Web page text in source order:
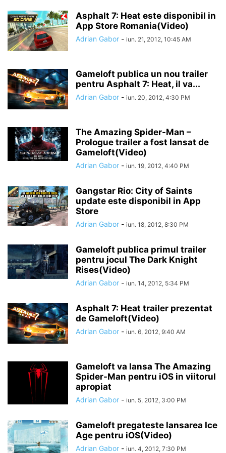
Asphalt 7: Heat este disponibil in
App Store Romania(Video)
Adrian Gabor - iun. 21, 2012, 10:45 AM
Gameloft publica un nou trailer
pentru Asphalt 7: Heat, il va...
Adrian Gabor - iun. 20, 2012, 4:30 PM
The Amazing Spider-Man –
Prologue trailer a fost lansat de
Gameloft(Video)
Adrian Gabor - iun. 19, 2012, 4:40 PM
Gangstar Rio: City of Saints
update este disponibil in App
Store
Adrian Gabor - iun. 18, 2012, 8:30 PM
Gameloft publica primul trailer
pentru jocul The Dark Knight
Rises(Video)
Adrian Gabor - iun. 14, 2012, 5:34 PM
Asphalt 7: Heat trailer prezentat
de Gameloft(Video)
Adrian Gabor - iun. 6, 2012, 9:40 AM
Gameloft va lansa The Amazing
Spider-Man pentru iOS in viitorul
apropiat
Adrian Gabor - iun. 5, 2012, 3:00 PM
Gameloft pregateste lansarea Ice
Age pentru iOS(Video)
Adrian Gabor - iun. 4, 2012, 7:30 PM